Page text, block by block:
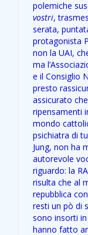
polemiche
vostri,
serata,
protagonista
non la UAI,
ma
e il Consiglio
presto
assicurato
ripensamenti
mondo
psichiatra di
Jung, non ha
autorevole
riguardo: la
risulta che al
repubblica
resti un pò di
sono insorti
hanno fatto